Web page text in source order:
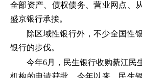
全部资产、债权债务、营业网点、
盛京银行承接。
除区域性银行外，不少全国性
银行的步伐。
今年6月，民生银行收购綦江民
机构的申请获批。今年以来，民生